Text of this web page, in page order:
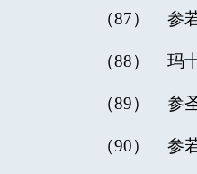
（87） 参
（88） 玛
（89） 参
（90） 参